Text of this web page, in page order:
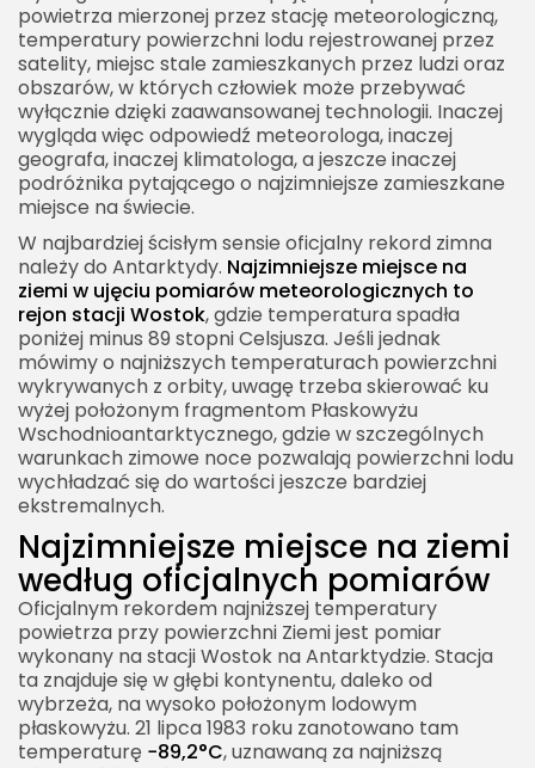
powietrza mierzonej przez stację meteorologiczną,
temperatury powierzchni lodu rejestrowanej przez
satelity, miejsc stale zamieszkanych przez ludzi oraz
obszarów, w których człowiek może przebywać
wyłącznie dzięki zaawansowanej technologii. Inaczej
wygląda więc odpowiedź meteorologa, inaczej
geografa, inaczej klimatologa, a jeszcze inaczej
podróżnika pytającego o najzimniejsze zamieszkane
miejsce na świecie.
W najbardziej ścisłym sensie oficjalny rekord zimna
należy do Antarktydy. Najzimniejsze miejsce na
ziemi w ujęciu pomiarów meteorologicznych to
rejon stacji Wostok, gdzie temperatura spadła
poniżej minus 89 stopni Celsjusza. Jeśli jednak
mówimy o najniższych temperaturach powierzchni
wykrywanych z orbity, uwagę trzeba skierować ku
wyżej położonym fragmentom Płaskowyżu
Wschodnioantarktycznego, gdzie w szczególnych
warunkach zimowe noce pozwalają powierzchni lodu
wychładzać się do wartości jeszcze bardziej
ekstremalnych.
Najzimniejsze miejsce na ziemi
według oficjalnych pomiarów
Oficjalnym rekordem najniższej temperatury
powietrza przy powierzchni Ziemi jest pomiar
wykonany na stacji Wostok na Antarktydzie. Stacja
ta znajduje się w głębi kontynentu, daleko od
wybrzeża, na wysoko położonym lodowym
płaskowyżu. 21 lipca 1983 roku zanotowano tam
temperaturę −89,2°C, uznawaną za najniższą
Wiatr i temperatura odczuwalna
Najzimniejsze miejsce na ziemi a życie
Czy życie może istnieć w skrajnym zimnie
Granice ekosystemów
Najzimniejsze miejsca świata poza Antarktydą
Grenlandia
Arktyka kanadyjska i Alaska
Himalaje i wysokie góry
Najzimniejsze miejsce na ziemi a zmiany klimatu
Czy globalne ocieplenie wyklucza rekordowe
mrozy
Dlaczego badania najzimniejszych miejsc są
ważne dla klimatu
Czym różni się zimno Antarktydy od zimna Arktyki
Kontynent kontra ocean
Wysokość Antarktydy
Najzimniejsze miejsce na ziemi w wyobraźni
człowieka
Fascynacja ekstremami
Antarktyda jako laboratorium pokory